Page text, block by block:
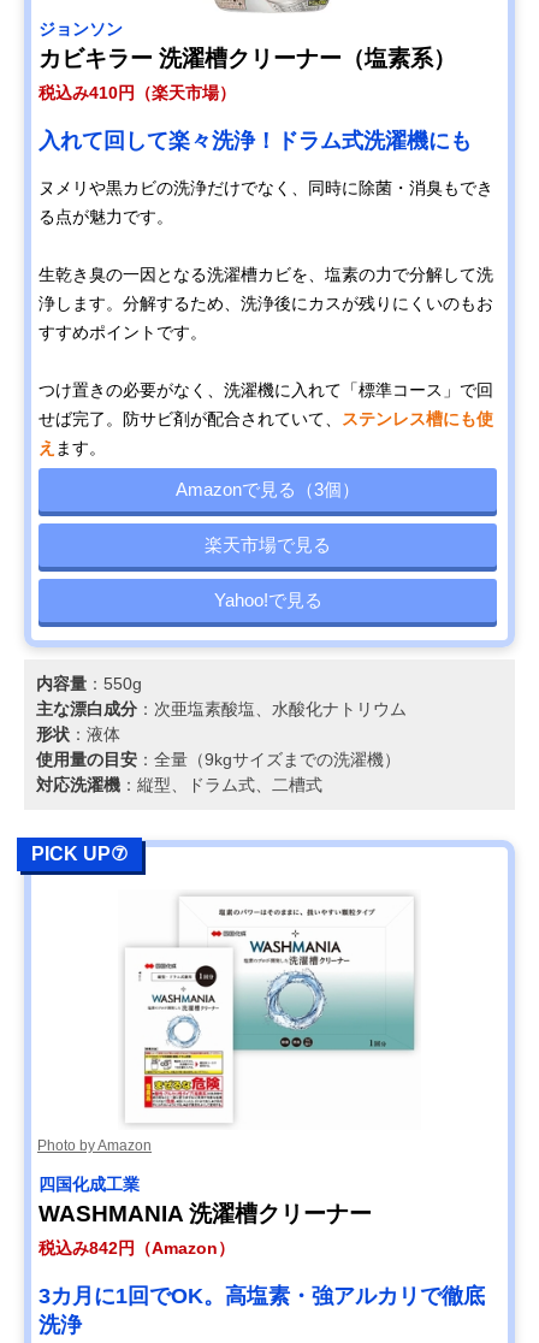
ジョンソン
カビキラー 洗濯槽クリーナー（塩素系）
税込み410円（楽天市場）
入れて回して楽々洗浄！ドラム式洗濯機にも
ヌメリや黒カビの洗浄だけでなく、同時に除菌・消臭もでき
る点が魅力です。
生乾き臭の一因となる洗濯槽カビを、塩素の力で分解して洗
浄します。分解するため、洗浄後にカスが残りにくいのもお
すすめポイントです。
つけ置きの必要がなく、洗濯機に入れて「標準コース」で回
せば完了。防サビ剤が配合されていて、 ステンレス槽にも使
え ます。
Amazonで見る（3個）
楽天市場で見る
Yahoo!で見る
内容量 ：550g
主な漂白成分 ：次亜塩素酸塩、水酸化ナトリウム
形状 ：液体
使用量の目安 ：全量（9kgサイズまでの洗濯機）
対応洗濯機 ：縦型、ドラム式、二槽式
PICK UP⑦
Photo by Amazon
四国化成工業
WASHMANIA 洗濯槽クリーナー
税込み842円（Amazon）
3カ月に1回でOK。高塩素・強アルカリで徹底
洗浄